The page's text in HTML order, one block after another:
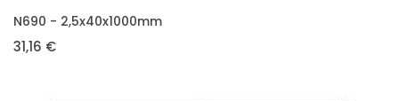
VLOŽIT DO KOŠÍKU
N690 - 2,5x40x1000mm
31,16 €